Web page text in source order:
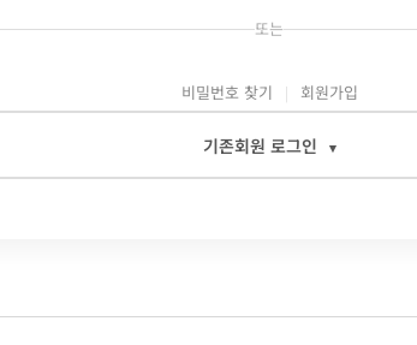
또는
비밀번호 찾기 회원가입
기존회원 로그인 ▾